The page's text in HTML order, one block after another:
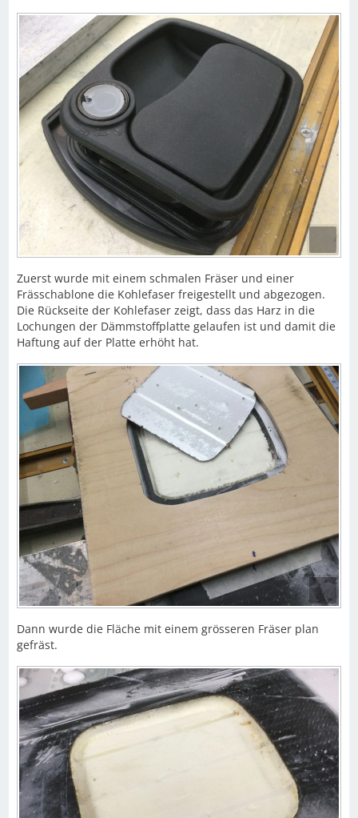
Zuerst wurde mit einem schmalen Fräser und einer
Frässchablone die Kohlefaser freigestellt und abgezogen.
Die Rückseite der Kohlefaser zeigt, dass das Harz in die
Lochungen der Dämmstoffplatte gelaufen ist und damit die
Haftung auf der Platte erhöht hat.
Dann wurde die Fläche mit einem grösseren Fräser plan
gefräst.